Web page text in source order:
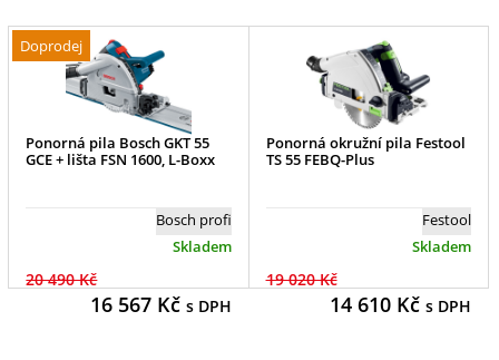
Doprodej
Ponorná pila Bosch GKT 55
GCE + lišta FSN 1600, L-Boxx
Bosch profi
Skladem
20 490 Kč
16 567Kč s DPH
Ponorná okružní pila Festool
TS 55 FEBQ-Plus
Festool
Skladem
19 020 Kč
14 610Kč s DPH